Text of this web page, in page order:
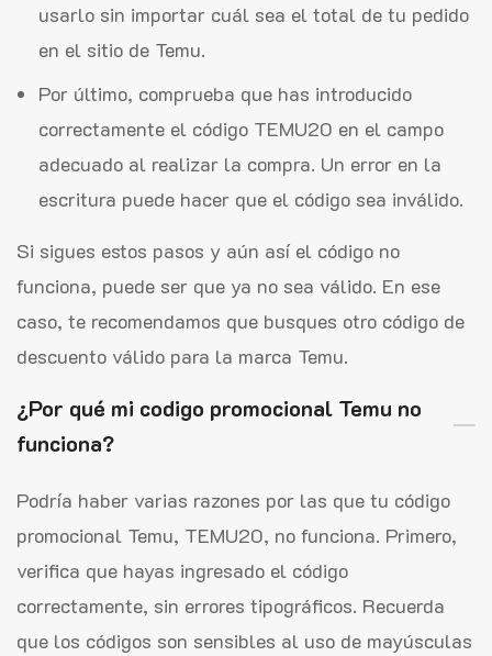
usarlo sin importar cuál sea el total de tu pedido
en el sitio de Temu.
Por último, comprueba que has introducido
correctamente el código TEMU20 en el campo
adecuado al realizar la compra. Un error en la
escritura puede hacer que el código sea inválido.
Si sigues estos pasos y aún así el código no
funciona, puede ser que ya no sea válido. En ese
caso, te recomendamos que busques otro código de
descuento válido para la marca Temu.
¿Por qué mi codigo promocional Temu no
funciona?
Podría haber varias razones por las que tu código
promocional Temu, TEMU20, no funciona. Primero,
verifica que hayas ingresado el código
correctamente, sin errores tipográficos. Recuerda
que los códigos son sensibles al uso de mayúsculas